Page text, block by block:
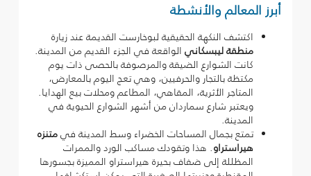
أبرز المعالم والأنشطة
اكتشف النكهة الحقيقية لبوخارست القديمة عند زيارة
منطقة ليبسكانيالواقعة في الجزء القديم من المدينة.
كانت الشوارع الضيقة والمرصوفة بالحصى ذات يوم
مكتظة بالتجار والحرفيين، وهي تعج اليوم بالمعارض،
المتاجر الأثرية، المقاهي، المطاعم ومحلات بيع الهدايا.
ويعتبر شارع سماردان من أشهر الشوارع الحيوية في
المدينة.
تمتع بجمال المساحات الخضراء وسط المدينة فيمتنزه
هيراستراو. هذا وتقودك مساكب الورد والممرات
المظللة إلى ضفاف بحيرة هيراستراو المميزة بجسورها